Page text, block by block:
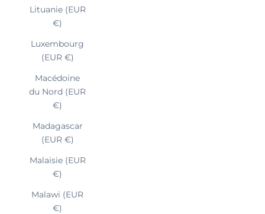
Lituanie (EUR
€)
Luxembourg
(EUR €)
Macédoine
du Nord (EUR
€)
Madagascar
(EUR €)
Malaisie (EUR
€)
Malawi (EUR
€)